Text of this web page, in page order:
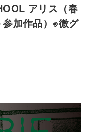
アリス（春
加作品）※微グ